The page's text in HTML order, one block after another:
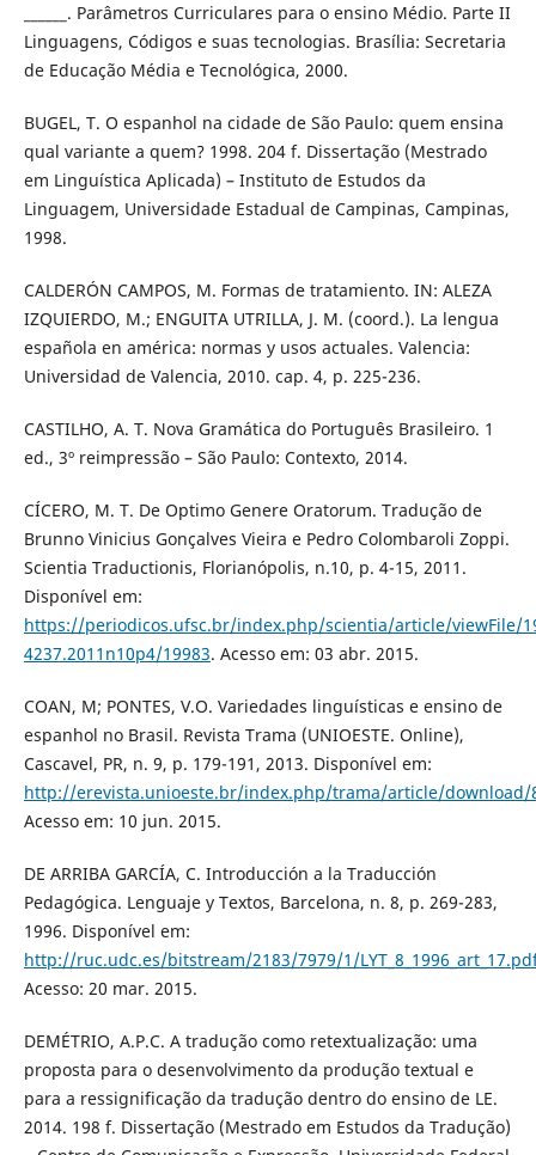
______. Parâmetros Curriculares para o ensino Médio. Parte II
Linguagens, Códigos e suas tecnologias. Brasília: Secretaria
de Educação Média e Tecnológica, 2000.
BUGEL, T. O espanhol na cidade de São Paulo: quem ensina
qual variante a quem? 1998. 204 f. Dissertação (Mestrado
em Linguística Aplicada) – Instituto de Estudos da
Linguagem, Universidade Estadual de Campinas, Campinas,
1998.
CALDERÓN CAMPOS, M. Formas de tratamiento. IN: ALEZA
IZQUIERDO, M.; ENGUITA UTRILLA, J. M. (coord.). La lengua
española en américa: normas y usos actuales. Valencia:
Universidad de Valencia, 2010. cap. 4, p. 225-236.
CASTILHO, A. T. Nova Gramática do Português Brasileiro. 1
ed., 3º reimpressão – São Paulo: Contexto, 2014.
CÍCERO, M. T. De Optimo Genere Oratorum. Tradução de
Brunno Vinicius Gonçalves Vieira e Pedro Colombaroli Zoppi.
Scientia Traductionis, Florianópolis, n.10, p. 4-15, 2011.
Disponível em:
https://periodicos.ufsc.br/index.php/scientia/article/viewFile/
4237.2011n10p4/19983. Acesso em: 03 abr. 2015.
COAN, M; PONTES, V.O. Variedades linguísticas e ensino de
espanhol no Brasil. Revista Trama (UNIOESTE. Online),
Cascavel, PR, n. 9, p. 179-191, 2013. Disponível em:
http://erevista.unioeste.br/index.php/trama/article/download/
Acesso em: 10 jun. 2015.
DE ARRIBA GARCÍA, C. Introducción a la Traducción
Pedagógica. Lenguaje y Textos, Barcelona, n. 8, p. 269-283,
1996. Disponível em:
http://ruc.udc.es/bitstream/2183/7979/1/
Acesso: 20 mar. 2015.
DEMÉTRIO, A.P.C. A tradução como retextualização: uma
proposta para o desenvolvimento da produção textual e
para a ressignificação da tradução dentro do ensino de LE.
2014. 198 f. Dissertação (Mestrado em Estudos da Tradução)